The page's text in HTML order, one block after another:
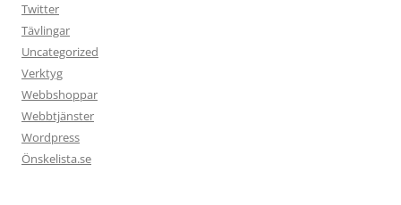
Twitter
Tävlingar
Uncategorized
Verktyg
Webbshoppar
Webbtjänster
Wordpress
Önskelista.se